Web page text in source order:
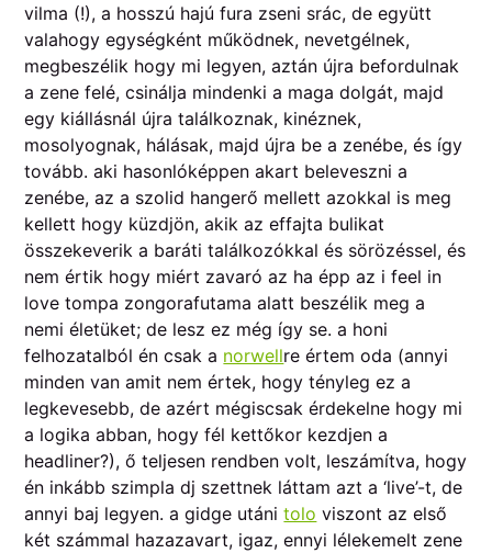
vilma (!), a hosszú hajú fura zseni srác, de együtt
valahogy egységként működnek, nevetgélnek,
megbeszélik hogy mi legyen, aztán újra befordulnak
a zene felé, csinálja mindenki a maga dolgát, majd
egy kiállásnál újra találkoznak, kinéznek,
mosolyognak, hálásak, majd újra be a zenébe, és így
tovább. aki hasonlóképpen akart beleveszni a
zenébe, az a szolid hangerő mellett azokkal is meg
kellett hogy küzdjön, akik az effajta bulikat
összekeverik a baráti találkozókkal és sörözéssel, és
nem értik hogy miért zavaró az ha épp az i feel in
love tompa zongorafutama alatt beszélik meg a
nemi életüket; de lesz ez még így se. a honi
felhozatalból én csak a norwellre értem oda (annyi
minden van amit nem értek, hogy tényleg ez a
legkevesebb, de azért mégiscsak érdekelne hogy mi
a logika abban, hogy fél kettőkor kezdjen a
headliner?), ő teljesen rendben volt, leszámítva, hogy
én inkább szimpla dj szettnek láttam azt a ‘live’-t, de
annyi baj legyen. a gidge utánitolo viszont az első
két számmal hazazavart, igaz, ennyi lélekemelt zene